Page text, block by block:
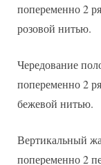
попеременно 2
розовой нитью.
Чередование
попеременно 2
бежевой нитью.
Вертикальный
попеременно 2